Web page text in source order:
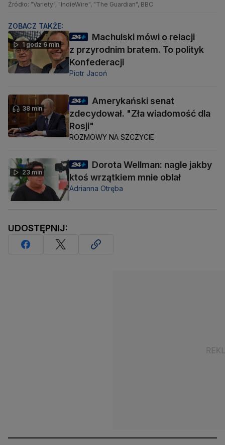
Źródło: "Variety", "IndieWire", "The Guardian", BBC
ZOBACZ TAKŻE:
1 godz 6 min
Machulski mówi o relacji
z przyrodnim bratem. To polityk
Konfederacji
Piotr Jacoń
38 min
Amerykański senat
zdecydował. "Zła wiadomość dla
Rosji"
ROZMOWY NA SZCZYCIE
23 min
Dorota Wellman: nagle jakby
ktoś wrzątkiem mnie oblał
Adrianna Otręba
UDOSTĘPNIJ: